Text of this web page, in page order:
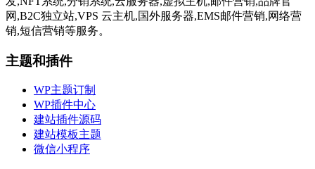
网,B2C独立站,VPS 云主机,国外服务器,EMS邮件营销,网络营
销,短信营销等服务。
主题和插件
WP主题订制
WP插件中心
建站插件源码
建站模板主题
微信小程序